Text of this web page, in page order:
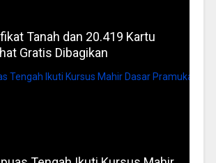
Tanah dan 20.419 Kartu
Gratis Dibagikan